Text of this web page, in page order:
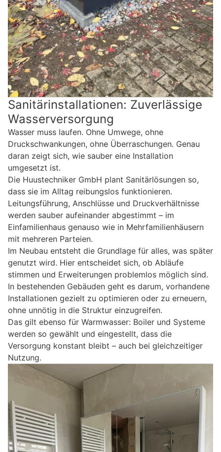
Sanitärinstallationen: Zuverlässige
Wasserversorgung
Wasser muss laufen. Ohne Umwege, ohne
Druckschwankungen, ohne Überraschungen. Genau
daran zeigt sich, wie sauber eine Installation
umgesetzt ist.
Die Huustechniker GmbH plant Sanitärlösungen so,
dass sie im Alltag reibungslos funktionieren.
Leitungsführung, Anschlüsse und Druckverhältnisse
werden sauber aufeinander abgestimmt – im
Einfamilienhaus genauso wie in Mehrfamilienhäusern
mit mehreren Parteien.
Im Neubau entsteht die Grundlage für alles, was später
genutzt wird. Hier entscheidet sich, ob Abläufe
stimmen und Erweiterungen problemlos möglich sind.
In bestehenden Gebäuden geht es darum, vorhandene
Installationen gezielt zu optimieren oder zu erneuern,
ohne unnötig in die Struktur einzugreifen.
Das gilt ebenso für Warmwasser: Boiler und Systeme
werden so gewählt und eingestellt, dass die
Versorgung konstant bleibt – auch bei gleichzeitiger
Nutzung.